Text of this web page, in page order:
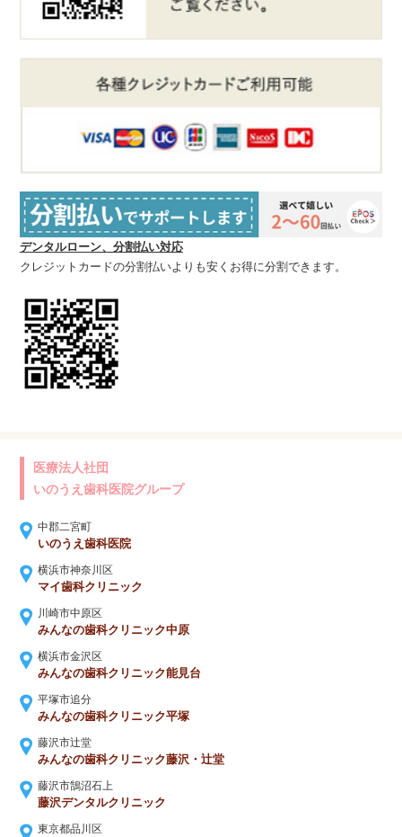
デンタルローン、分割払い対応
クレジットカードの分割払いよりも安くお得に分割できます。
医療法人社団
いのうえ歯科医院グループ
中郡二宮町
いのうえ歯科医院
横浜市神奈川区
マイ歯科クリニック
川崎市中原区
みんなの歯科クリニック中原
横浜市金沢区
みんなの歯科クリニック能見台
平塚市追分
みんなの歯科クリニック平塚
藤沢市辻堂
みんなの歯科クリニック藤沢・辻堂
藤沢市鵠沼石上
藤沢デンタルクリニック
東京都品川区